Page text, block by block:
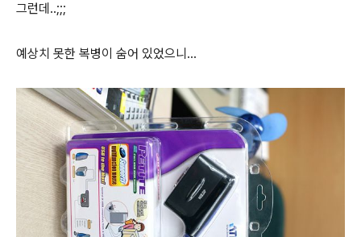
그런데..;;;
예상치 못한 복병이 숨어 있었으니...